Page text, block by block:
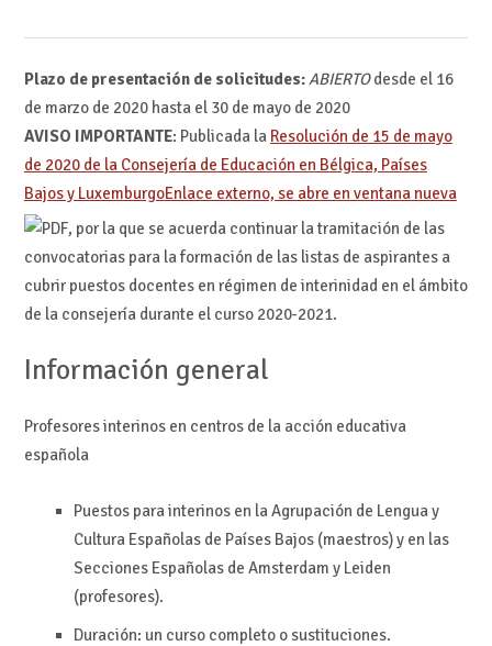
Plazo de presentación de solicitudes:ABIERTOdesde el 16
de marzo de 2020 hasta el 30 de mayo de 2020
AVISO IMPORTANTE: Publicada la Resolución de 15 de mayo
de 2020 de la Consejería de Educación en Bélgica, Países
Bajos y LuxemburgoEnlace externo, se abre en ventana nueva
, por la que se acuerda continuar la tramitación de las
convocatorias para la formación de las listas de aspirantes a
cubrir puestos docentes en régimen de interinidad en el ámbito
de la consejería durante el curso 2020-2021.
Información general
Profesores interinos en centros de la acción educativa
española
Puestos para interinos en la Agrupación de Lengua y
Cultura Españolas de Países Bajos (maestros) y en las
Secciones Españolas de Amsterdam y Leiden
(profesores).
Duración: un curso completo o sustituciones.